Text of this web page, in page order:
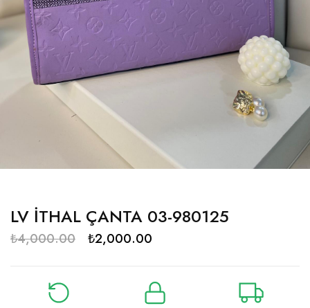
LV İTHAL ÇANTA 03-980125
₺4,000.00 ₺2,000.00